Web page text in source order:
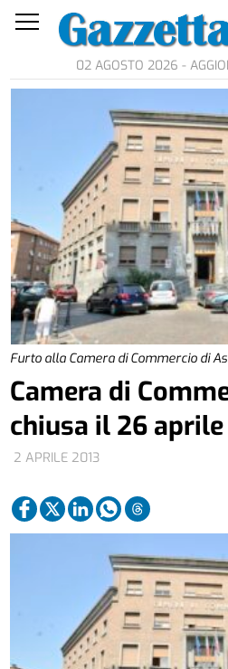
02 AGOSTO 2026 -
Furto alla Camera di Commercio di
2 APRILE 2013
Camera di
chiusa il 26 aprile